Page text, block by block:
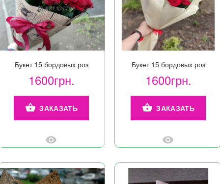
Букет 15 бордовых роз
1600грн.
ЗАКАЗАТЬ
Букет 15 бордовых роз
1600грн.
ЗАКАЗАТЬ